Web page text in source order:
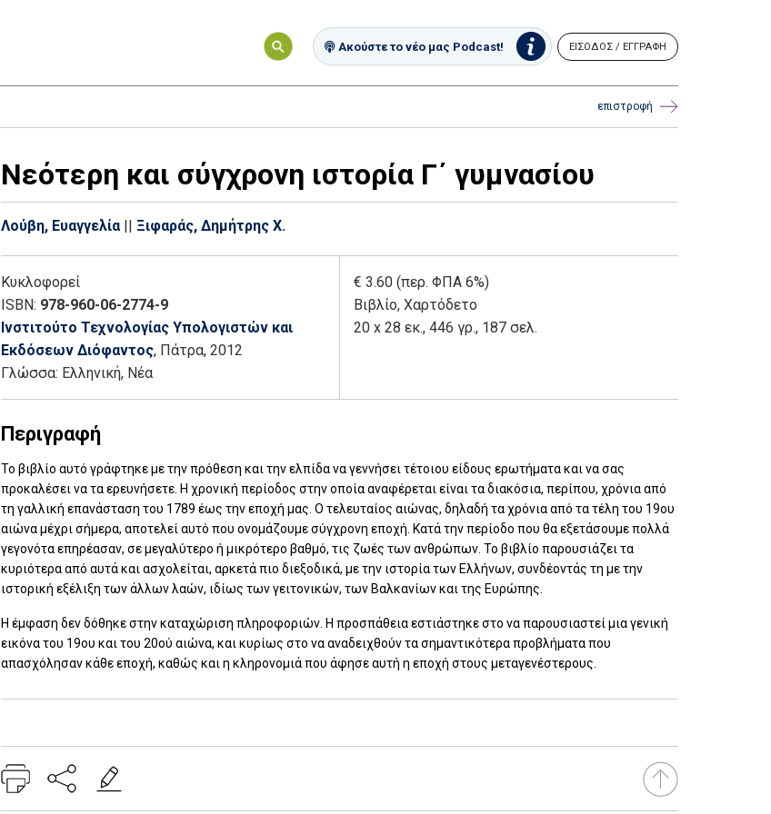
Ακούστε το νέο μας Podcast! ΕΙΣΟΔΟΣ / ΕΓΓΡΑΦΗ
επιστροφή
Νεότερη και σύγχρονη ιστορία Γ΄ γυμνασίου
Λούβη, Ευαγγελία || Ξιφαράς, Δημήτρης Χ.
Κυκλοφορεί
ISBN: 978-960-06-2774-9
Ινστιτούτο Τεχνολογίας Υπολογιστών και
Εκδόσεων Διόφαντος, Πάτρα, 2012
Γλώσσα: Ελληνική, Νέα
€ 3.60 (περ. ΦΠΑ 6%)
Βιβλίο, Χαρτόδετο
20 x 28 εκ., 446 γρ., 187 σελ.
Περιγραφή
Το βιβλίο αυτό γράφτηκε με την πρόθεση και την ελπίδα να γεννήσει τέτοιου είδους ερωτήματα και να σας
προκαλέσει να τα ερευνήσετε. Η χρονική περίοδος στην οποία αναφέρεται είναι τα διακόσια, περίπου, χρόνια από
τη γαλλική επανάσταση του 1789 έως την εποχή μας. Ο τελευταίος αιώνας, δηλαδή τα χρόνια από τα τέλη του 19ου
αιώνα μέχρι σήμερα, αποτελεί αυτό που ονομάζουμε σύγχρονη εποχή. Κατά την περίοδο που θα εξετάσουμε πολλά
γεγονότα επηρέασαν, σε μεγαλύτερο ή μικρότερο βαθμό, τις ζωές των ανθρώπων. Το βιβλίο παρουσιάζει τα
κυριότερα από αυτά και ασχολείται, αρκετά πιο διεξοδικά, με την ιστορία των Ελλήνων, συνδέοντάς τη με την
ιστορική εξέλιξη των άλλων λαών, ιδίως των γειτονικών, των Βαλκανίων και της Ευρώπης.
Η έμφαση δεν δόθηκε στην καταχώριση πληροφοριών. Η προσπάθεια εστιάστηκε στο να παρουσιαστεί μια γενική
εικόνα του 19ου και του 20ού αιώνα, και κυρίως στο να αναδειχθούν τα σημαντικότερα προβλήματα που
απασχόλησαν κάθε εποχή, καθώς και η κληρονομιά που άφησε αυτή η εποχή στους μεταγενέστερους.